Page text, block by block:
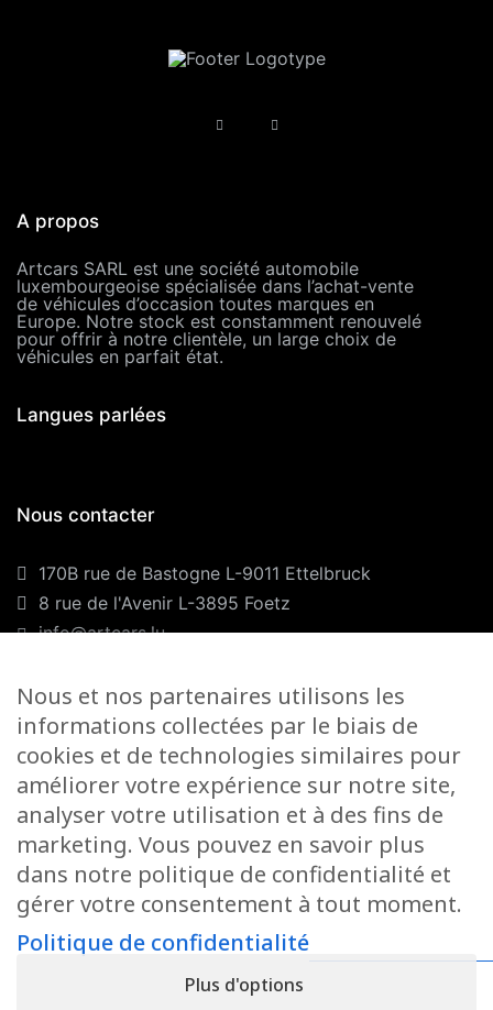
A propos
Artcars SARL est une société automobile
luxembourgeoise spécialisée dans l’achat-vente
de véhicules d’occasion toutes marques en
Europe. Notre stock est constamment renouvelé
pour offrir à notre clientèle, un large choix de
véhicules en parfait état.
Langues parlées
Nous contacter
170B rue de Bastogne L-9011 Ettelbruck
8 rue de l'Avenir L-3895 Foetz
info@artcars.lu
GSM :+352 661 701 701
Nos horaires
Lundi-Vendredi :9H00/12H00 & 13H00/18H00
Samedi :
Foetz : 9H00/12H00
Ettelbruck :9H00/12H00
Fermé le dimanche
Nous et nos partenaires utilisons les
informations collectées par le biais de
cookies et de technologies similaires pour
améliorer votre expérience sur notre site,
analyser votre utilisation et à des fins de
marketing. Vous pouvez en savoir plus
dans notre politique de confidentialité et
gérer votre consentement à tout moment.
Politique de confidentialité
Plus d'options